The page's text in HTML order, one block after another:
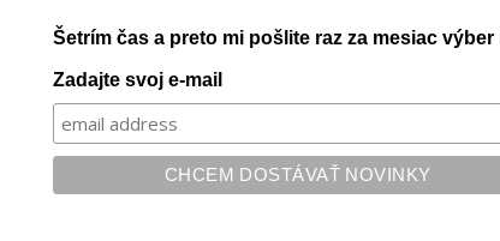
Šetrím čas a preto mi pošlite raz za mesiac
Zadajte svoj e-mail